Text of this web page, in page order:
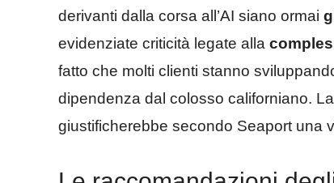
derivanti dalla corsa all’AI siano ormai
evidenziate criticità legate alla
fatto che molti clienti stanno
dipendenza dal colosso californiano.
giustificherebbe secondo Seaport una